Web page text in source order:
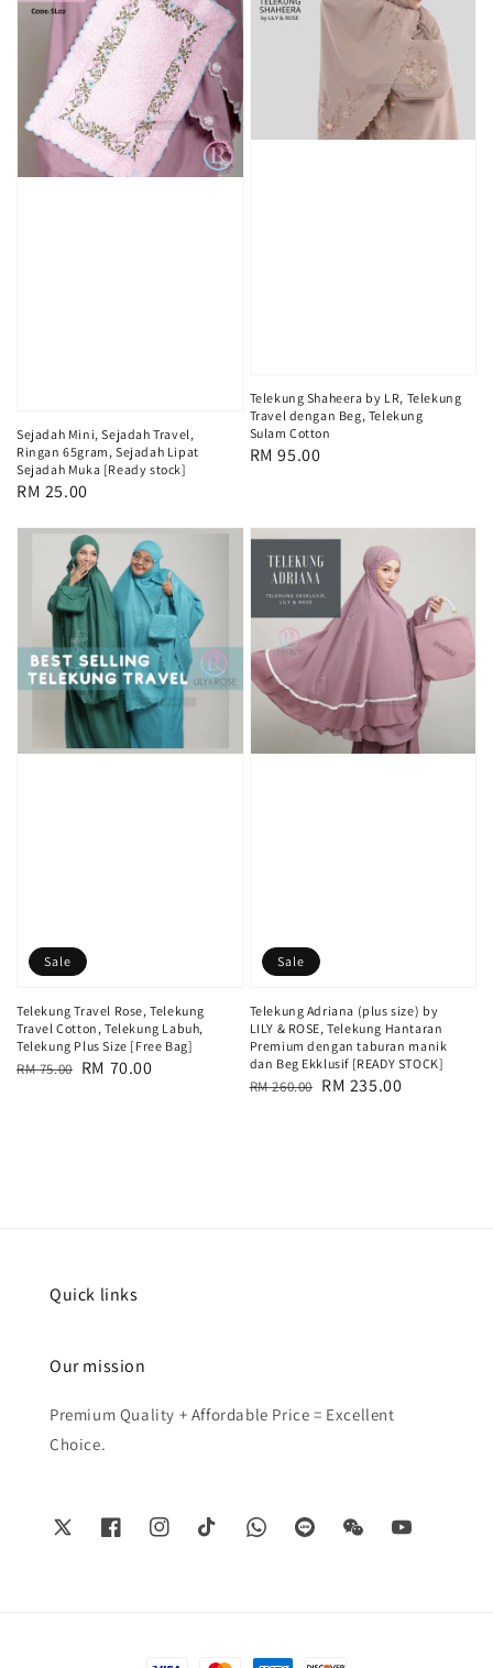
Sejadah Mini, Sejadah Travel,
Ringan 65gram, Sejadah Lipat
Sejadah Muka [Ready stock]
Regular
RM 25.00
Telekung Shaheera by LR, Telekung
Travel dengan Beg, Telekung
Sulam Cotton
Regular
RM 95.00
Sale
Telekung Travel Rose, Telekung
Travel Cotton, Telekung Labuh,
Telekung Plus Size [Free Bag]
Regular
RM 75.00 Sale
RM 70.00
Sale
Telekung Adriana (plus size) by
LILY & ROSE, Telekung Hantaran
Premium dengan taburan manik
dan Beg Ekklusif [READY STOCK]
Regular
RM 260.00 Sale
RM 235.00
Quick links
Our mission
Premium Quality + Affordable Price = Excellent
Choice.